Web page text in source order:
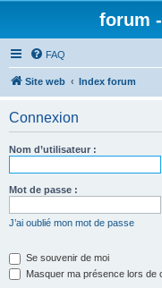
forum
FAQ
Site web Index forum
Connexion
Nom d’utilisateur :
Mot de passe :
J’ai oublié mon mot de passe
Se souvenir de moi
Masquer ma présence lors de